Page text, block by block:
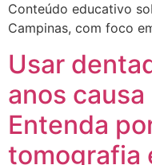
Conteúdo educativo
Campinas, com foco
Usar
anos
Entenda
tomografia